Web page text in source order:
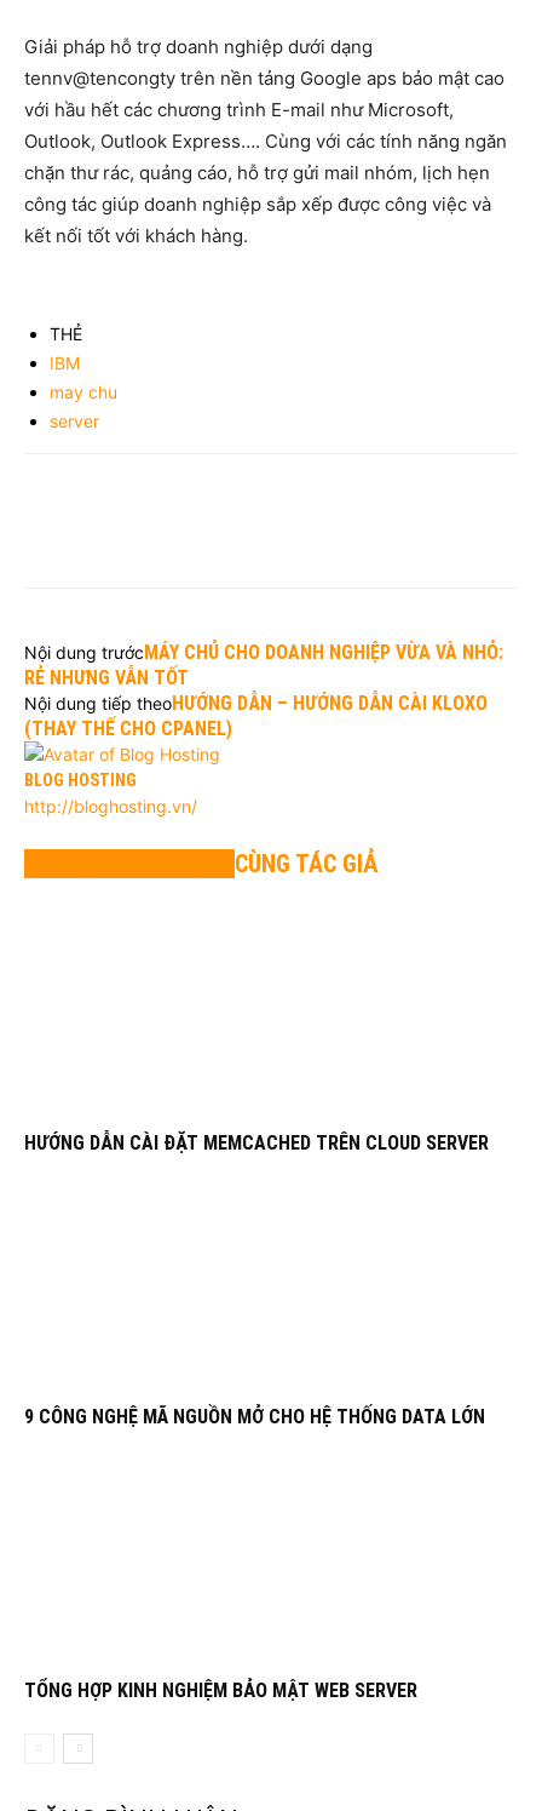
Giải pháp hỗ trợ doanh nghiệp dưới dạng
tennv@tencongty trên nền tảng Google aps bảo mật cao
với hầu hết các chương trình E-mail như Microsoft,
Outlook, Outlook Express…. Cùng với các tính năng ngăn
chặn thư rác, quảng cáo, hỗ trợ gửi mail nhóm, lịch hẹn
công tác giúp doanh nghiệp sắp xếp được công việc và
kết nối tốt với khách hàng.
THẺ
IBM
may chu
server
Nội dung trướcMÁY CHỦ CHO DOANH NGHIỆP VỪA VÀ NHỎ:
RẺ NHƯNG VẪN TỐT
Nội dung tiếp theoHƯỚNG DẪN – HƯỚNG DẪN CÀI KLOXO
(THAY THẾ CHO CPANEL)
BLOG HOSTING
http://bloghosting.vn/
CÙNG TÁC GIẢ
HƯỚNG DẪN CÀI ĐẶT MEMCACHED TRÊN CLOUD SERVER
9 CÔNG NGHỆ MÃ NGUỒN MỞ CHO HỆ THỐNG DATA LỚN
TỔNG HỢP KINH NGHIỆM BẢO MẬT WEB SERVER